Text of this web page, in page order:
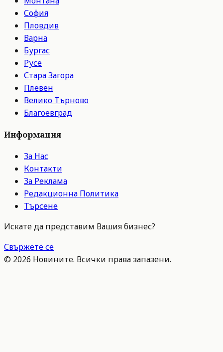
София
Пловдив
Варна
Бургас
Русе
Стара Загора
Плевен
Велико Търново
Благоевград
Информация
За Нас
Контакти
За Реклама
Редакционна Политика
Търсене
Искате да представим Вашия бизнес?
Свържете се
© 2026 Новините. Всички права запазени.